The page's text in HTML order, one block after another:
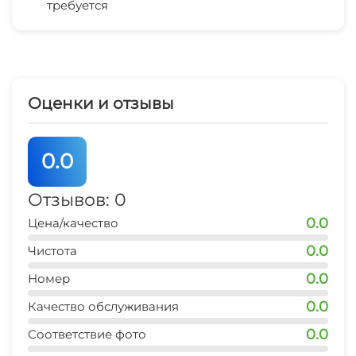
остановка транспорта
5 мин
Беседка
требуется
Оценки и отзывы
0.0
Отзывов: 0
Цена/качество 0.0
Чистота 0.0
Номер 0.0
Качество обслуживания 0.0
Соответствие фото 0.0